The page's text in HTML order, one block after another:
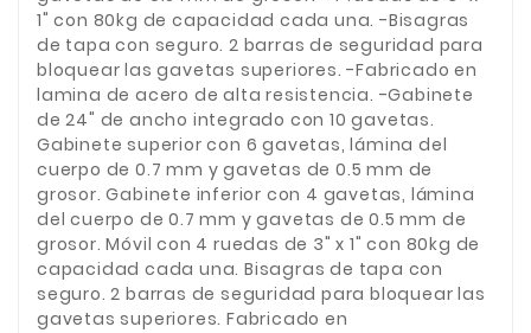
1" con 80kg de capacidad cada una. -Bisagras
de tapa con seguro. 2 barras de seguridad para
bloquear las gavetas superiores. -Fabricado en
lamina de acero de alta resistencia. -Gabinete
de 24" de ancho integrado con 10 gavetas.
Gabinete superior con 6 gavetas, lámina del
cuerpo de 0.7 mm y gavetas de 0.5 mm de
grosor. Gabinete inferior con 4 gavetas, lámina
del cuerpo de 0.7 mm y gavetas de 0.5 mm de
grosor. Móvil con 4 ruedas de 3" x 1" con 80kg de
capacidad cada una. Bisagras de tapa con
seguro. 2 barras de seguridad para bloquear las
gavetas superiores. Fabricado en